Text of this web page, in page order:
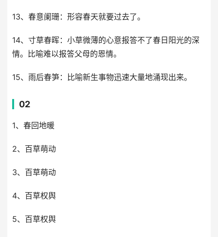
13、春意阑珊：形容春天就要过去了。
14、寸草春晖：小草微薄的心意报答不了春日阳光的深
情。比喻难以报答父母的恩情。
15、雨后春笋：比喻新生事物迅速大量地涌现出来。
02
1、春回地暖
2、百草萌动
3、百草萌动
4、百草权舆
5、百草权舆